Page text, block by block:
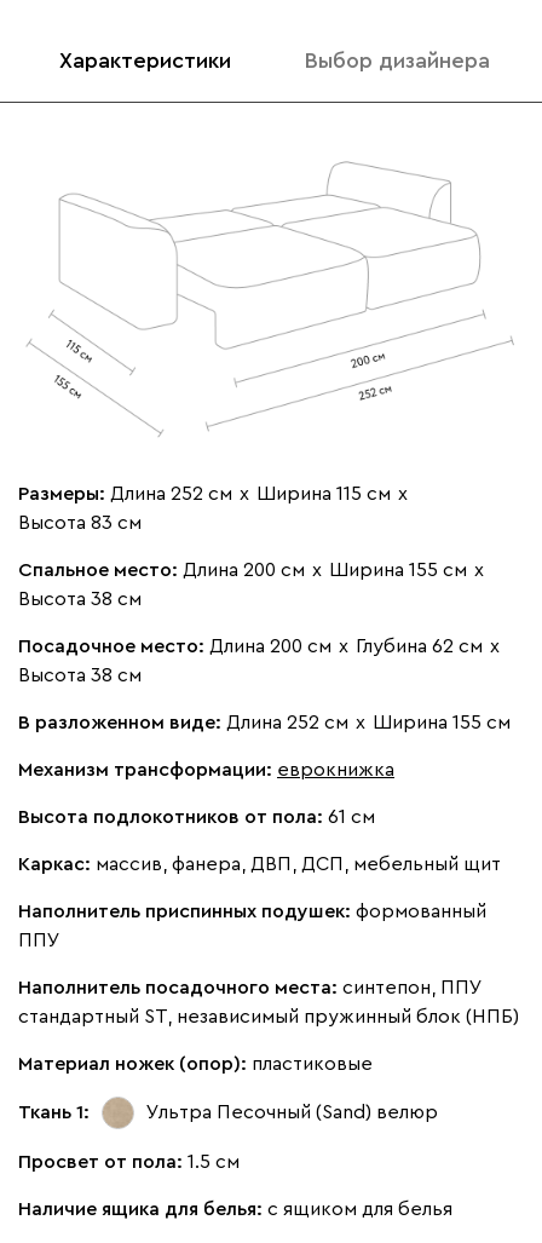
Бежевый Графит Олива
Геста 611 490
Бежевый Изумруд
Вулли
092 100 230 380
Бежевый Вишневый Голубой Графит
Кларинс
Характеристики Выбор дизайнера
Размеры: Длина 252 см х Ширина 115 см х
Высота 83 см
Спальное место: Длина 200 см х Ширина 155 см х
Высота 38 см
Посадочное место: Длина 200 см х Глубина 62 см х
Высота 38 см
В разложенном виде: Длина 252 см х Ширина 155 см
Механизм трансформации: еврокнижка
Высота подлокотников от пола: 61 см
Каркас: массив, фанера, ДВП, ДСП, мебельный щит
Наполнитель приспинных подушек: формованный
ППУ
Наполнитель посадочного места: синтепон, ППУ
стандартный ST, независимый пружинный блок (НПБ)
Материал ножек (опор): пластиковые
Ткань 1: Ультра Песочный (Sand) велюр
Просвет от пола: 1.5 см
Наличие ящика для белья: с ящиком для белья